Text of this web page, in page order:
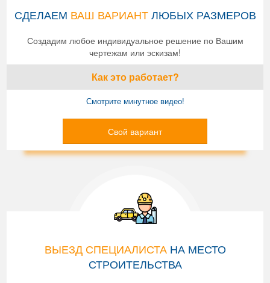
СДЕЛАЕМ ВАШ ВАРИАНТЛЮБЫХ РАЗМЕРОВ
Создадим любое индивидуальное решение по Вашим
чертежам или эскизам!
Как это работает?
Смотрите минутное видео!
Свой вариант
ВЫЕЗД СПЕЦИАЛИСТАНА МЕСТО
СТРОИТЕЛЬСТВА